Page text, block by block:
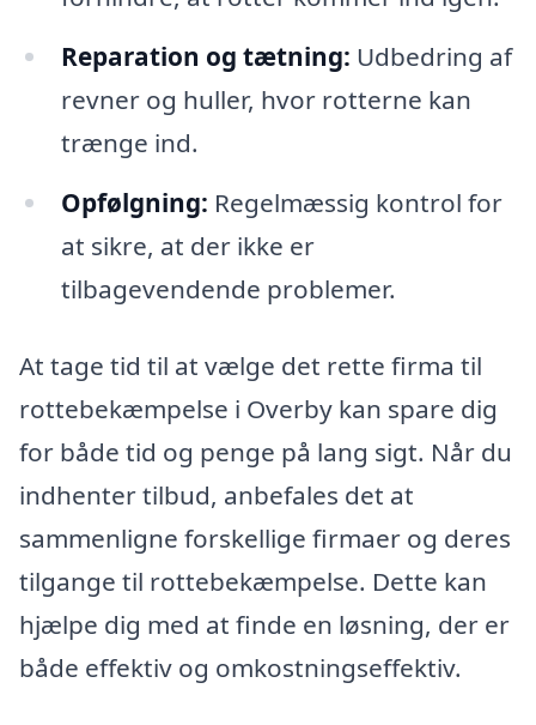
Reparation og tætning: Udbedring af
revner og huller, hvor rotterne kan
trænge ind.
Opfølgning: Regelmæssig kontrol for
at sikre, at der ikke er
tilbagevendende problemer.
At tage tid til at vælge det rette firma til
rottebekæmpelse i Overby kan spare dig
for både tid og penge på lang sigt. Når du
indhenter tilbud, anbefales det at
sammenligne forskellige firmaer og deres
tilgange til rottebekæmpelse. Dette kan
hjælpe dig med at finde en løsning, der er
både effektiv og omkostningseffektiv.